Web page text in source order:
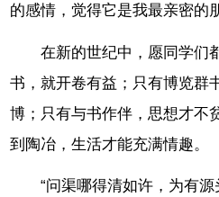
的感情，觉得它是我最亲密的
在新的世纪中，愿同学们
书，就开卷有益；只有博览群
博；只有与书作伴，思想才不
到陶冶，生活才能充满情趣。
“问渠哪得清如许，为有